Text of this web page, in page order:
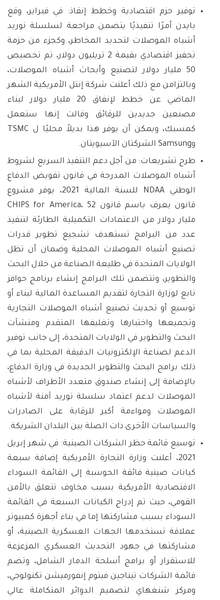
توفير حزم اقتصادية وخطط إنقاذ: في فبراير، وقع
بايدن أمرًا تنفيذيًا يتضمن مراجعة لسلسلة توريد
أشباه الموصلات لتحديد المخاطر، وكجزء من حزمة
تحفيز اقتصادي بقيمة 2 تريليون دولار، تم تخصيص
50 مليار دولار لتصنيع وأبحاث أشباه الموصلات،
وبالتزامن مع ذلك أعلنت شركة إنتل الأمريكية الشهر
الماضي عن خطط لإنفاق 20 مليار دولار لبناء
مصنعين جديدين للرقائق وقالت إنها ستعمل
كمسبك، ويمكن أن يوفر هذا بديلاً محليًا ل TSMC
وSamsung الشركتان الآسيويتان.
طرح تشريعات: من أجل دعم التنفيذ السريع لشروط
أشباه الموصلات المدرجة في قانون تفويض الدفاع
الوطني NDAA للسنة المالية 2021، يوفر مشروع
قانون يعرف باسم قانون CHIPS for America، 52
مليار دولار من الاعتمادات التكميلية الطارئة لتنفيذ
عدد من البرامج تستهدف تشجيع تطوير قدرات
تصنيع أشباه الموصلات المحلية وضمان أن تظل
الولايات المتحدة في طليعة الصناعة من خلال البحث
والتطوير، وتتضمن تلك البرامج إنشاء برنامج حوافز
تابع لوزارة التجارة لتقديم المساعدة المالية لبناء أو
توسيع أو تحديث تصنيع أشباه الموصلات التجارية
وتجميعها واختبارها وتغليفها المتقدم ومنشآت
البحث والتطوير في الولايات المتحدة، إلى جانب توفير
الدعم لصناعة الإلكترونيات الدقيقة المحلية بما في
ذلك برامج البحث والتطوير الجديدة في وزارة الدفاع،
بالإضافة إلى إنشاء صندوق متعدد الأطراف لأشباه
الموصلات لدعم اعتماد سلسلة توريد آمنة لأشباه
الموصلات ومواءمة أكبر للرقابة على الصادرات
والسياسات الأخرى ذات الصلة بين البلدان الشريكة.
توسيع قائمة حظر الشركات الصينية: في شهر إبريل
2021، أعلنت وزارة التجارة الأمريكية إضافة سبعة
كيانات صينية فائقة الحوسبة إلى القائمة السوداء
الاقتصادية الأمريكية بسبب مخاوف تتعلق بالأمن
القومي، حيث تم إدراج الكيانات السبعة في القائمة
السوداء بسبب مشاركتها إما في بناء أجهزة كمبيوتر
عملاقة تستخدمها الجهات العسكرية الصينية، أو
مشاركتها في جهود التحديث العسكري المزعزعة
للاستقرار أو برامج أسلحة الدمار الشامل، وتضم
قائمة الشركات تيناجين فيتوم إنفورميشن تكنولوجي،
ومركز شنغهاي لتصميم الدوائر المتكاملة عالي